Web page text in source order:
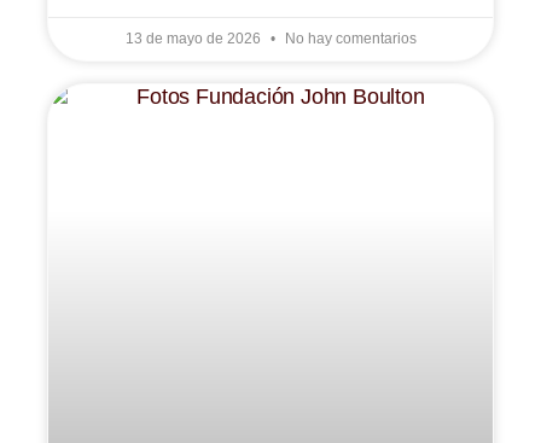
13 de mayo de 2026 No hay comentarios